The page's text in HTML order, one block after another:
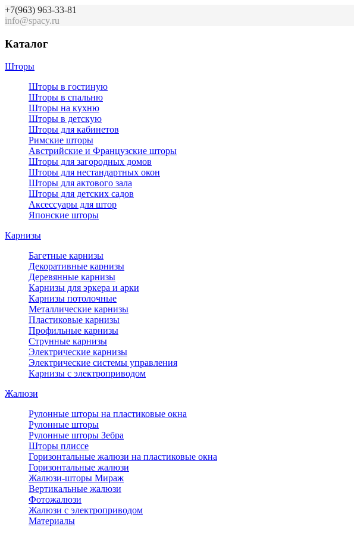
+7(963) 963-33-81
info@spacy.ru
Каталог
Шторы
Шторы в гостиную
Шторы в спальню
Шторы на кухню
Шторы в детскую
Шторы для кабинетов
Римские шторы
Австрийские и Французские шторы
Шторы для загородных домов
Шторы для нестандартных окон
Шторы для актового зала
Шторы для детских садов
Аксессуары для штор
Японские шторы
Карнизы
Багетные карнизы
Декоративные карнизы
Деревянные карнизы
Карнизы для эркера и арки
Карнизы потолочные
Металлические карнизы
Пластиковые карнизы
Профильные карнизы
Струнные карнизы
Электрические карнизы
Электрические системы управления
Карнизы с электроприводом
Жалюзи
Рулонные шторы на пластиковые окна
Рулонные шторы
Рулонные шторы Зебра
Шторы плиссе
Горизонтальные жалюзи на пластиковые окна
Горизонтальные жалюзи
Жалюзи-шторы Мираж
Вертикальные жалюзи
Фотожалюзи
Жалюзи с электроприводом
Материалы